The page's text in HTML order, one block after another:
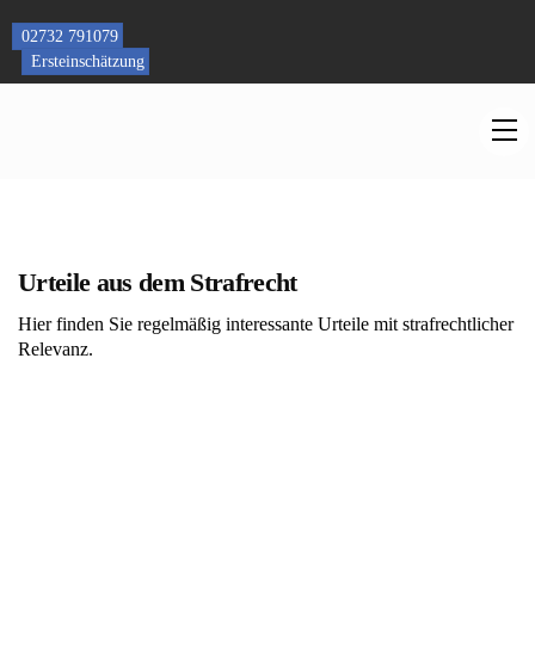
content
02732 791079
Ersteinschätzung
Urteile aus dem Strafrecht
Hier finden Sie regelmäßig interessante Urteile mit strafrechtlicher
Relevanz.